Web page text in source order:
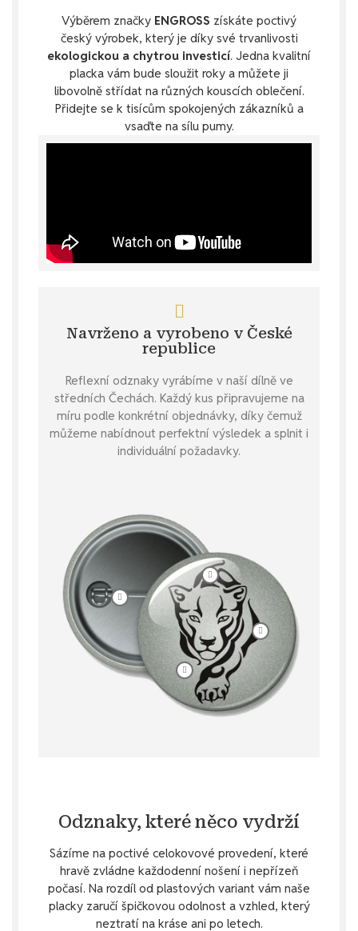
Výběrem značky ENGROSS získáte poctivý
český výrobek, který je díky své trvanlivosti
ekologickou a chytrou investicí. Jedna kvalitní
placka vám bude sloužit roky a můžete ji
libovolně střídat na různých kouscích oblečení.
Přidejte se k tisícům spokojených zákazníků a
vsaďte na sílu pumy.
Navrženo a vyrobeno v České
republice
Reflexní odznaky vyrábíme v naší dílně ve
středních Čechách. Každý kus připravujeme na
míru podle konkrétní objednávky, díky čemuž
můžeme nabídnout perfektní výsledek a splnit i
individuální požadavky.
Odznaky, které něco vydrží
Sázíme na poctivé celokovové provedení, které
hravě zvládne každodenní nošení i nepřízeň
počasí. Na rozdíl od plastových variant vám naše
placky zaručí špičkovou odolnost a vzhled, který
neztratí na kráse ani po letech.